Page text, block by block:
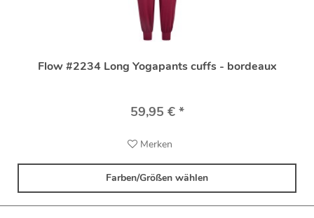
Flow #2234 Long Yogapants cuffs - bordeaux
59,95 € *
Merken
Farben/Größen wählen